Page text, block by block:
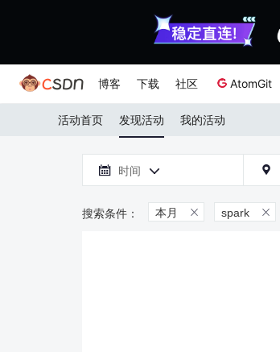
博客 下载 社区 AtomGit
活动首页 发现活动 我的活动
 时间  
本月  spark 